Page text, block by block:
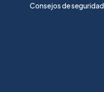
Consejos de seguridad